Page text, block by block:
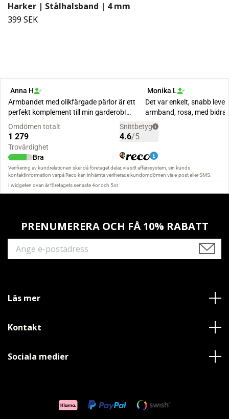
Harker | Stålhalsband | 4 mm
399 SEK
PRENUMERERA OCH FÅ 10% RABATT
Läs mer
Kontakt
Sociala medier